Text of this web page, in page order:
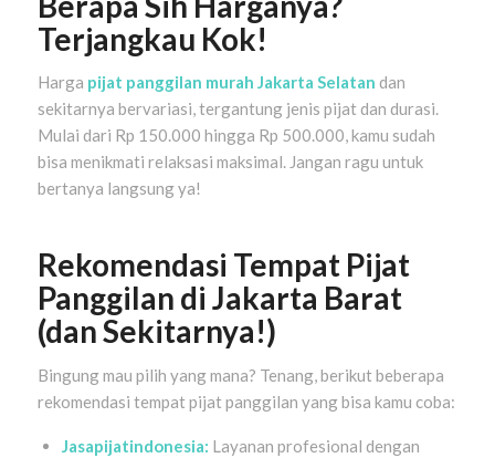
Terjangkau Kok!
Harga pijat panggilan murah Jakarta Selatan dan
sekitarnya bervariasi, tergantung jenis pijat dan durasi.
Mulai dari Rp 150.000 hingga Rp 500.000, kamu sudah
bisa menikmati relaksasi maksimal. Jangan ragu untuk
bertanya langsung ya!
Rekomendasi Tempat Pijat
Panggilan di Jakarta Barat
(dan Sekitarnya!)
Bingung mau pilih yang mana? Tenang, berikut beberapa
rekomendasi tempat pijat panggilan yang bisa kamu coba:
Jasapijatindonesia: Layanan profesional dengan